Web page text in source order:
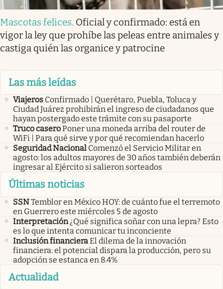
Mascotas felices. Oficial y confirmado: está en
vigor la ley que prohíbe las peleas entre animales y
castiga quién las organice y patrocine
Las más leídas
Viajeros Confirmado | Querétaro, Puebla, Toluca y
Ciudad Juárez prohibirán el ingreso de ciudadanos que
hayan postergado este trámite con su pasaporte
Truco caseroPoner una moneda arriba del router de
WiFi | Para qué sirve y por qué recomiendan hacerlo
Seguridad Nacional Comenzó el Servicio Militar en
agosto: los adultos mayores de 30 años también deberán
ingresar al Ejército si salieron sorteados
Últimas noticias
SSNTemblor en México HOY: de cuánto fue el terremoto
en Guerrero este miércoles 5 de agosto
Interpretación ¿Qué significa soñar con una lepra? Esto
es lo que intenta comunicar tu inconciente
Inclusión financieraEl dilema de la innovación
financiera: el potencial dispara la producción, pero su
adopción se estanca en 8.4%
Actualidad